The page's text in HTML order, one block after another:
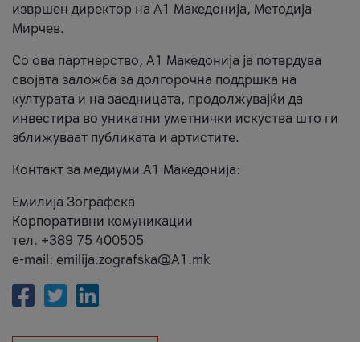
извршен директор на A1 Македонија, Методија
Мирчев.
Со ова партнерство, A1 Македонија ја потврдува
својата заложба за долгорочна поддршка на
културата и на заедницата, продолжувајќи да
инвестира во уникатни уметнички искуства што ги
зближуваат публиката и артистите.
Контакт за медиуми А1 Македонија:
Емилија Зографска
Корпоративни комуникации
тел. +389 75 400505
e-mail: emilija.zografska@A1.mk